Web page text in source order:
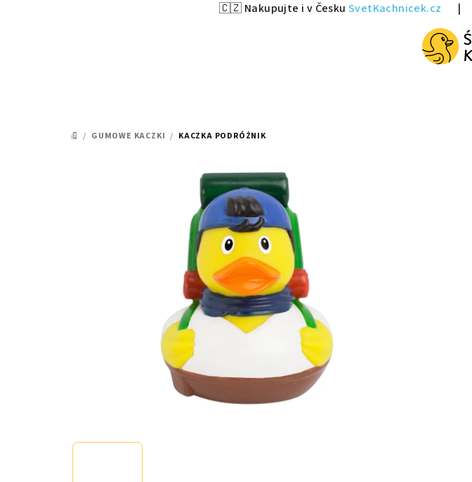
🇨🇿 Nakupujte i v Česku SvetKachnicek.cz |
HOME
/ GUMOWE KACZKI / KACZKA PODRÓŻNIK